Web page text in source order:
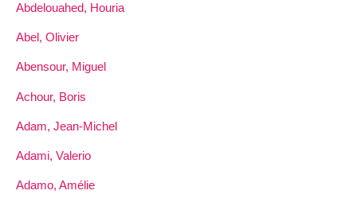
Abdelouahed, Houria
Abel, Olivier
Abensour, Miguel
Achour, Boris
Adam, Jean-Michel
Adami, Valerio
Adamo, Amélie